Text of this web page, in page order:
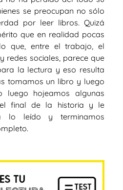
se preocupan no sólo
por leer libros. Quizá
que en realidad pocas
que, entre el trabajo, el
redes sociales, parece que
la lectura y eso resulta
tomamos un libro y luego
hojeamos algunas
final de la historia y le
lo leído y terminamos